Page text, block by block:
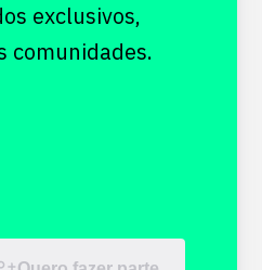
exclusivos,
comunidades.